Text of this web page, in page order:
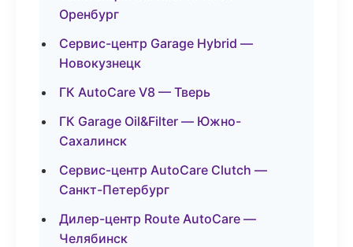
Оренбург
Сервис-центр Garage Hybrid —
Новокузнецк
ГК AutoCare V8 — Тверь
ГК Garage Oil&Filter — Южно-
Сахалинск
Сервис-центр AutoCare Clutch —
Санкт-Петербург
Дилер-центр Route AutoCare —
Челябинск